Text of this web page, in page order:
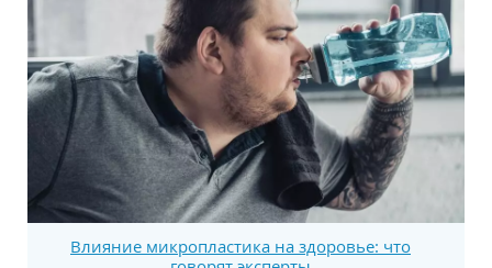
Влияние микропластика на здоровье: что